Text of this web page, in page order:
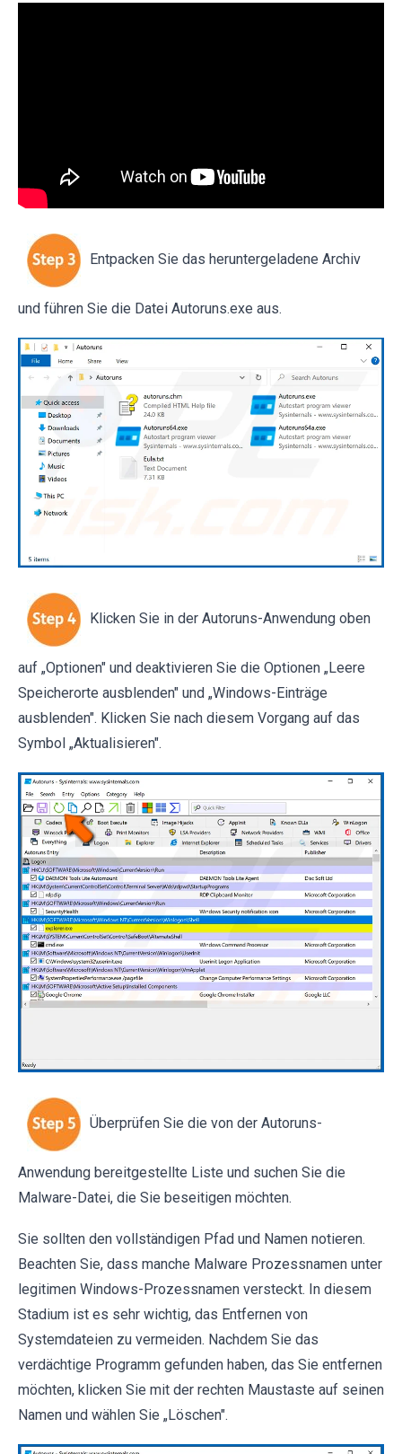
Entpacken Sie das heruntergeladene Archiv
und führen Sie die Datei Autoruns.exe aus.
Klicken Sie in der Autoruns-Anwendung oben
auf „Optionen" und deaktivieren Sie die Optionen „Leere
Speicherorte ausblenden" und „Windows-Einträge
ausblenden". Klicken Sie nach diesem Vorgang auf das
Symbol „Aktualisieren".
Überprüfen Sie die von der Autoruns-
Anwendung bereitgestellte Liste und suchen Sie die
Malware-Datei, die Sie beseitigen möchten.
Sie sollten den vollständigen Pfad und Namen notieren.
Beachten Sie, dass manche Malware Prozessnamen unter
legitimen Windows-Prozessnamen versteckt. In diesem
Stadium ist es sehr wichtig, das Entfernen von
Systemdateien zu vermeiden. Nachdem Sie das
verdächtige Programm gefunden haben, das Sie entfernen
möchten, klicken Sie mit der rechten Maustaste auf seinen
Namen und wählen Sie „Löschen".